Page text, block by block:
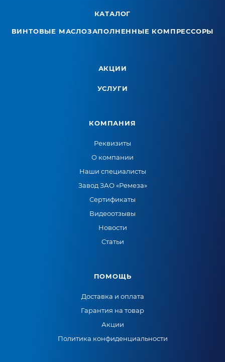
КАТАЛОГ
ВИНТОВЫЕ МАСЛОЗАПОЛНЕННЫЕ КОМПРЕССОРЫ
АКЦИИ
УСЛУГИ
КОМПАНИЯ
Реквизиты
О компании
Наши специалисты
Завод ЗАО «Ремеза»
Сертификаты
Видеоотзывы
Новости
Статьи
ПОМОЩЬ
Доставка и оплата
Гарантия на товар
Акции
Политика конфиденциальности